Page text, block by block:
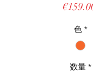
色 *
数量 *